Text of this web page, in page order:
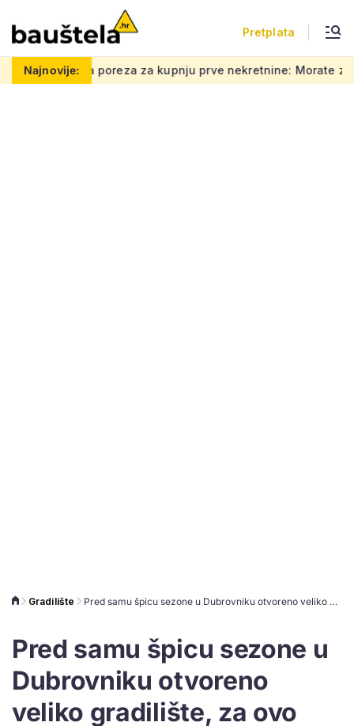
Pretplata
Najnovije:
za kupnju prve nekretnine: Morate znati ovih 5 stvari, bez
Gradilište Pred samu špicu sezone u Dubrovniku otvoreno veliko gradilište, za ovo zabrana gradnje ne vrijedi
Pred samu špicu sezone u
Dubrovniku otvoreno
veliko gradilište, za ovo